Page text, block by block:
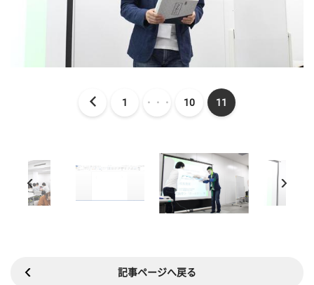
1 ・・・ 10 11
記事ページへ戻る